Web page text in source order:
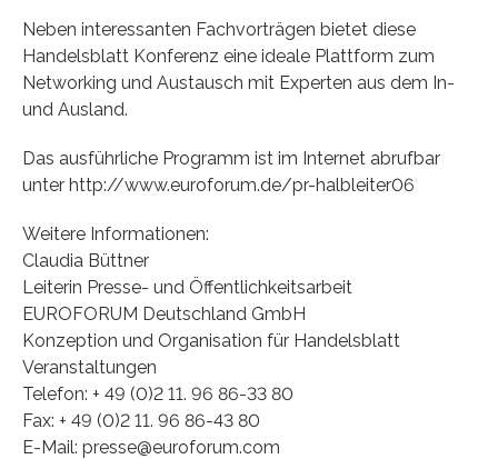
Neben interessanten Fachvorträgen bietet diese
Handelsblatt Konferenz eine ideale Plattform zum
Networking und Austausch mit Experten aus dem In-
und Ausland.
Das ausführliche Programm ist im Internet abrufbar
unter http://www.euroforum.de/pr-halbleiter06
Weitere Informationen:
Claudia Büttner
Leiterin Presse- und Öffentlichkeitsarbeit
EUROFORUM Deutschland GmbH
Konzeption und Organisation für Handelsblatt
Veranstaltungen
Telefon: + 49 (0)2 11. 96 86-33 80
Fax: + 49 (0)2 11. 96 86-43 80
E-Mail: presse@euroforum.com